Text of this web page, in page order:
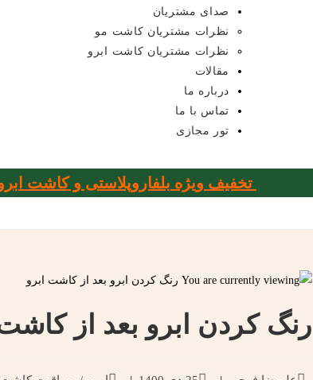
صدای مشتریان
نظرات مشتریان کاشت مو
نظرات مشتریان کاشت ابرو
مقالات
درباره ما
تماس با ما
تور مجازی
تخفیف ویژه بلفاروپلاستی و کاشت
رنگ کردن ابرو بعد از